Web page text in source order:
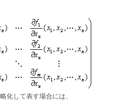
化して表す場合には、